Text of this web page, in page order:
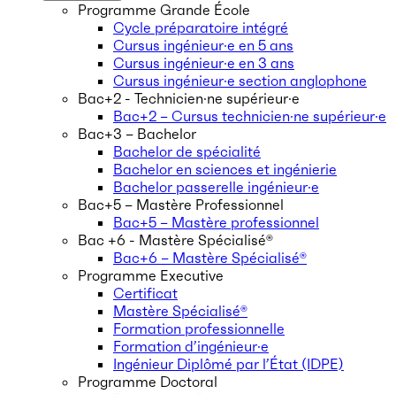
Programme Grande École
Cycle préparatoire intégré
Cursus ingénieur·e en 5 ans
Cursus ingénieur·e en 3 ans
Cursus ingénieur·e section anglophone
Bac+2 - Technicien·ne supérieur·e
Bac+2 – Cursus technicien·ne supérieur·e
Bac+3 – Bachelor
Bachelor de spécialité
Bachelor en sciences et ingénierie
Bachelor passerelle ingénieur·e
Bac+5 – Mastère Professionnel
Bac+5 – Mastère professionnel
Bac +6 - Mastère Spécialisé®
Bac+6 – Mastère Spécialisé®
Programme Executive
Certificat
Mastère Spécialisé®
Formation professionnelle
Formation d’ingénieur·e
Ingénieur Diplômé par l’État (IDPE)
Programme Doctoral